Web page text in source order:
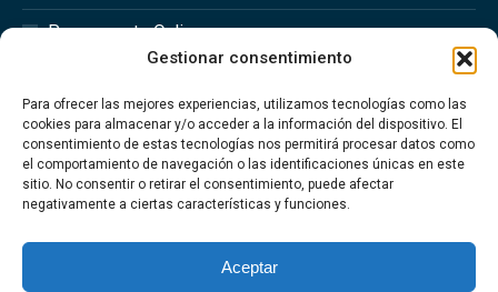
Gestionar consentimiento
Para ofrecer las mejores experiencias, utilizamos tecnologías como las
cookies para almacenar y/o acceder a la información del dispositivo. El
consentimiento de estas tecnologías nos permitirá procesar datos como
el comportamiento de navegación o las identificaciones únicas en este
sitio. No consentir o retirar el consentimiento, puede afectar
negativamente a ciertas características y funciones.
Aceptar
Presupuesto Online
Redes Sociales
Síguenos en las redes sociales @optimfred_
#Optimfred #OptimfredClimatizacionIndustrial
#OptimfredIndustrial #MantenimientoIndustrial